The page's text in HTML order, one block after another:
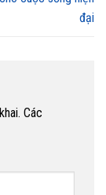
đại
Các